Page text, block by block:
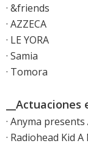
· &friends
· AZZECA
· LE YORA
· Samia
· Tomora
__Actuaciones
· Anyma
· Radiohead Kid